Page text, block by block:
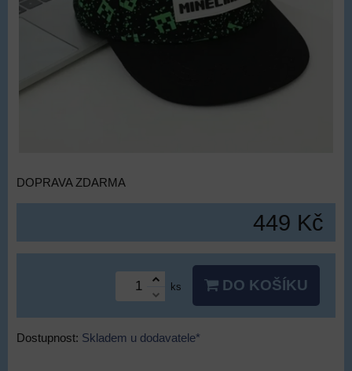
DOPRAVA ZDARMA
449 Kč
ks DO KOŠÍKU
Dostupnost: Skladem u dodavatele*